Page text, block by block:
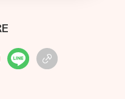
ARTICLE